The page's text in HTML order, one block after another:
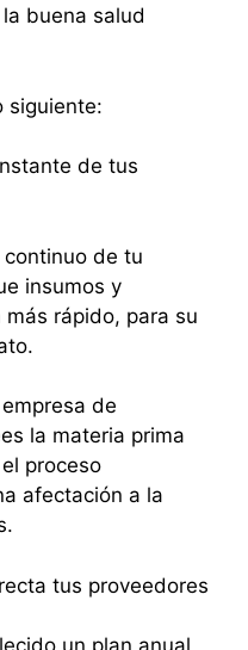
buena salud
siguiente:
de tus
de tu
insumos y
rápido, para su
de
la materia prima
proceso
afectación a la
tus proveedores
un plan anual